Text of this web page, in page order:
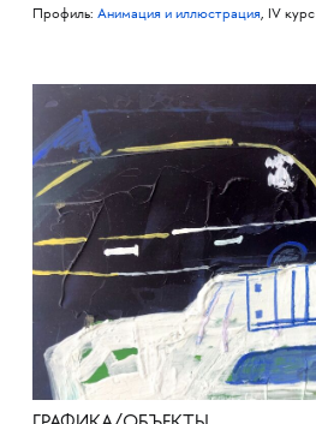
Профиль: Анимация и иллюстрация, IV курс